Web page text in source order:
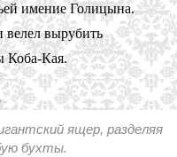
имение Голицына.
велел вырубить
Коба-Кая.
ящер, разделяя
бухты.